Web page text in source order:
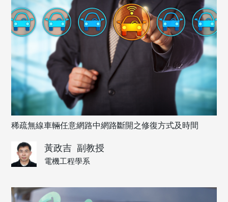
稀疏無線車輛任意網路中網路斷開之修復方式及時間
黃政吉 副教授
電機工程學系